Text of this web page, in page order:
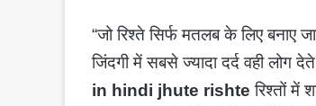
“जो रिश्ते सिर्फ मतलब के लिए बनाए
जिंदगी में सबसे ज्यादा दर्द वही लोग
in hindi jhute rishte रिश्तों में